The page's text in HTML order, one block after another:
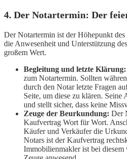
4. Der Notartermin: Der
Der Notartermin ist der Höhepunkt
die Anwesenheit und Unterstützung
großem Wert.
Begleitung und letzte Klärung:
zum Notartermin. Sollten
durch den Notar letzte Fragen
Seite, um diese zu klären. Seine
und stellt sicher, dass keine
Zeuge der Beurkundung: Der
Kaufvertrag Wort für Wort.
Käufer und Verkäufer die
Notars ist der Kaufvertrag
Immobilienmakler ist bei